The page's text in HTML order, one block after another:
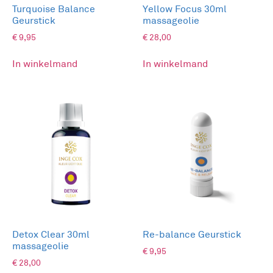
Schenkt de energie voor transformatie
bamboe deksel gebruikt worden voor diverse
afgespoeld om daarna onder je kussen te leggen
tijdens het slapen of mee te nemen in je
broekzak of handtas voor de helende energie dat
het in zich draagt.
A warm , blissful & beautiful Crystal Colour Candle
Ecologische koolzaadwas
Turquoise Balance
Geurstick
€9,95
In winkelmand
Yellow Focus 30ml
massageolie
€ 28,00
In winkelmand
Detox Clear 30ml
massageolie
€ 28,00
Re-balance Geurstick
€9,95